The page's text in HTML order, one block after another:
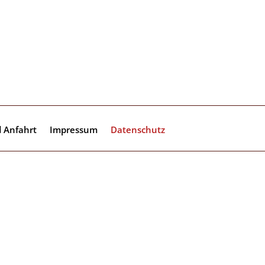
Anfahrt Impressum Datenschutz